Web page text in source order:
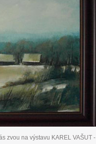
zvou na výstavu KAREL VAŠUT -